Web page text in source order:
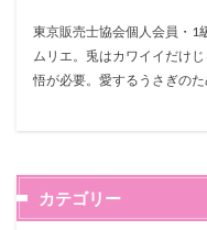
東京販売士協会個人会員・1
ムリエ。兎はカワイイだけ
悟が必要。愛するうさぎの
カテゴリー